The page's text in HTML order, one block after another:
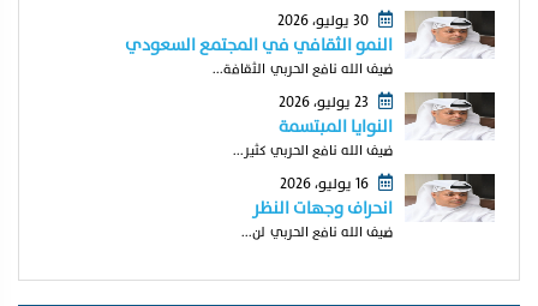
30 يوليو، 2026
النمو الثقافي في المجتمع السعودي
ضيف الله نافع الحربي الثقافة...
النوايا المبتسمة
ضيف الله نافع الحربي كثير...
16 يوليو، 2026
انحراف وجهات النظر
ضيف الله نافع الحربي لن...